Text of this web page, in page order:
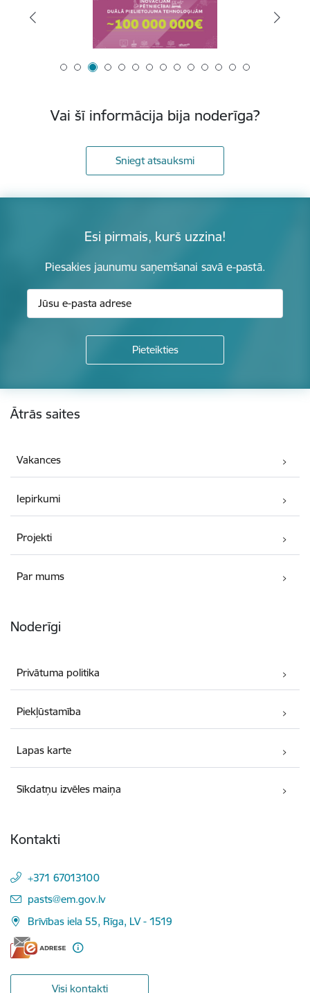
Vai šī informācija bija noderīga?
Sniegt atsauksmi
Esi pirmais, kurš uzzina!
Piesakies jaunumu saņemšanai savā e-pastā.
Kājene
Ātrās saites
Vakances
Iepirkumi
Projekti
Par mums
Noderīgi
Privātuma politika
Piekļūstamība
Lapas karte
Sīkdatņu izvēles maiņa
Kontakti
+371 67013100
E-pasts:
pasts@em.gov.lv
Brīvības iela 55, Rīga, LV - 1519
Visi kontakti